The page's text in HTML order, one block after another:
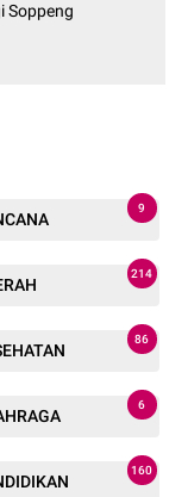
Soppeng
9
214
86
6
160